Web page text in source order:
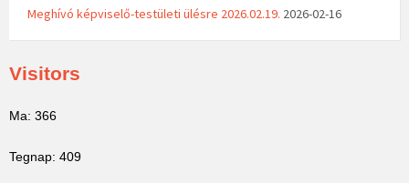
Meghívó képviselő-testületi ülésre 2026.02.19. 2026-02-16
Visitors
Ma: 366
Tegnap: 409